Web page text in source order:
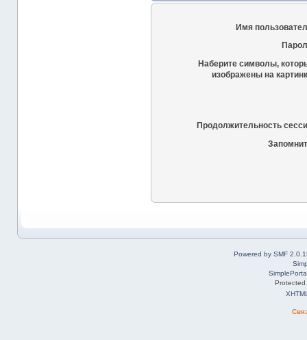
Имя
Наберите символы,
изображены на
Продолжительность
Powered by SMF